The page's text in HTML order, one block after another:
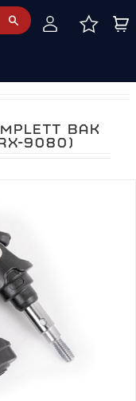
BAK
9080)